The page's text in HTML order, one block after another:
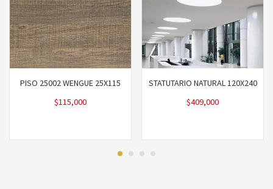
PISO 25002 WENGUE 25X115
$115,000
STATUTARIO NATURAL 120X240
$409,000